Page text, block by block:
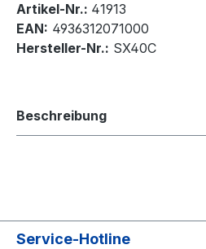
Artikel-Nr.: 41913
EAN: 4936312071000
Hersteller-Nr.: SX40C
Beschreibung
Service-Hotline